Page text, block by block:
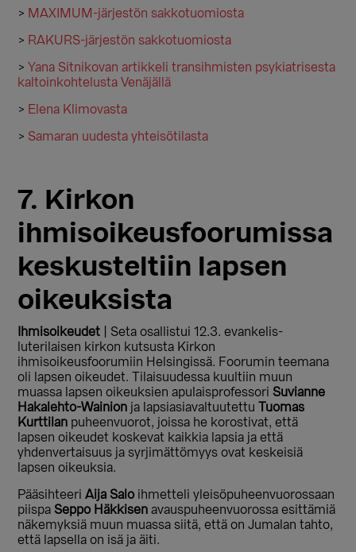
> MAXIMUM-järjestön sakkotuomiosta
> RAKURS-järjestön sakkotuomiosta
> Yana Sitnikovan artikkeli transihmisten psykiatrisesta
kaltoinkohtelusta Venäjällä
> Elena Klimovasta
> Samaran uudesta yhteisötilasta
7. Kirkon
ihmisoikeusfoorumissa
keskusteltiin lapsen
oikeuksista
Ihmisoikeudet | Seta osallistui 12.3. evankelis-
luterilaisen kirkon kutsusta Kirkon
ihmisoikeusfoorumiin Helsingissä. Foorumin teemana
oli lapsen oikeudet. Tilaisuudessa kuultiin muun
muassa lapsen oikeuksien apulaisprofessori Suvianne
Hakalehto-Wainion ja lapsiasiavaltuutettu
Tuomas
Kurttilan puheenvuorot, joissa he korostivat, että
lapsen oikeudet koskevat kaikkia lapsia ja että
yhdenvertaisuus ja syrjimättömyys ovat keskeisiä
lapsen oikeuksia.
PääsihteeriAija Salo ihmetteli yleisöpuheenvuorossaan
piispa Seppo Häkkisen avauspuheenvuorossa esittämiä
näkemyksiä muun muassa siitä, että on Jumalan tahto,
että lapsella on isä ja äiti.